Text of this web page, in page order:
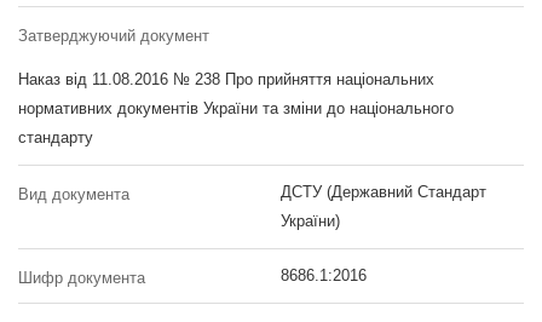
Затверджуючий документ
Наказ від 11.08.2016 № 238 Про прийняття національних
нормативних документів України та зміни до національного
стандарту
Вид документа
ДСТУ (Державний Стандарт
України)
Шифр документа 8686.1:2016